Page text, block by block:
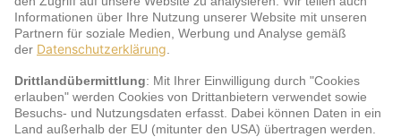
Service
jö Bonus Club Partner